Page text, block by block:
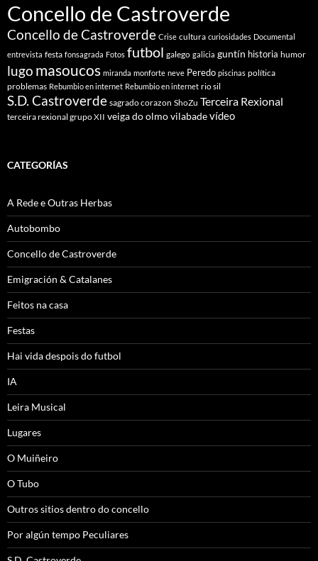
Concello de Castroverde
Concello de Castroverde Crise cultura curiosidades Documental
entrevista festa fonsagrada Fotos futbol galego galicia guntín historia humor
lugo masoucos miranda monforte neve Peredo piscinas política
problemas Rebumbio en internet Rebumbio en internet rio sil
S.D. Castroverde sagrado corazon ShoZu Terceira Rexional
terceira rexional grupo XII veiga do olmovilabadevídeo
CATEGORÍAS
A Rede e Outras Herbas
Autobombo
Concello de Castroverde
Emigración & Catalanes
Feitos na casa
Festas
Hai vida despois do futbol
IA
Leira Musical
Lugares
O Muiñeiro
O Tubo
Outros sitios dentro do concello
Por algún tempo Peculiares